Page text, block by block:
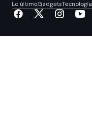
Lo últimoGadgetsTecnología